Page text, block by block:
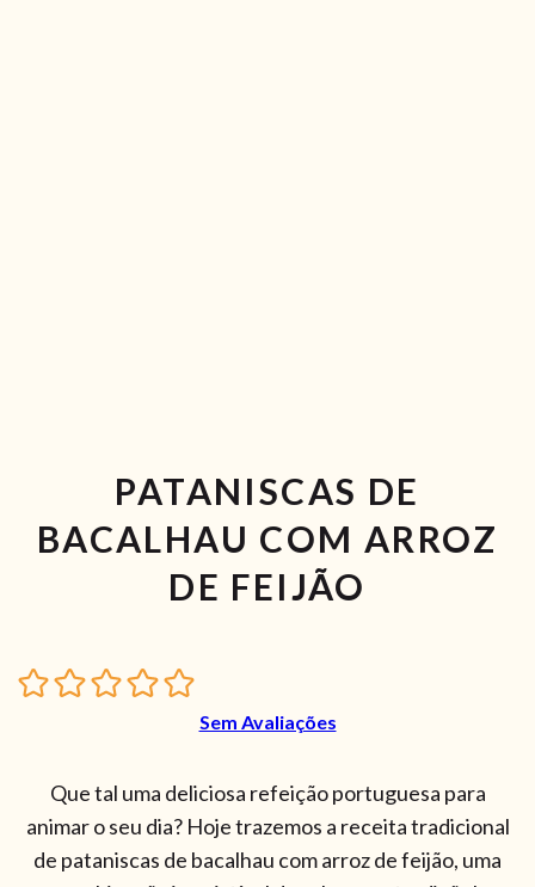
PATANISCAS DE
BACALHAU COM ARROZ
DE FEIJÃO
Sem Avaliações
Que tal uma deliciosa refeição portuguesa para
animar o seu dia? Hoje trazemos a receita tradicional
de pataniscas de bacalhau com arroz de feijão, uma